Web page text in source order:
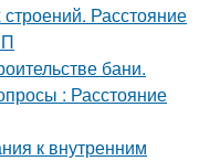
Расстояние
бани.
: Расстояние
к внутренним